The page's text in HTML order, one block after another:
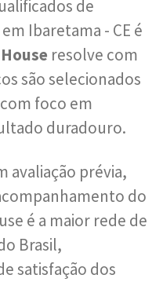
de
em Ibaretama - CE é
resolve com
são selecionados
foco em
duradouro.
avaliação prévia,
do
é a maior rede de
Brasil,
satisfação dos